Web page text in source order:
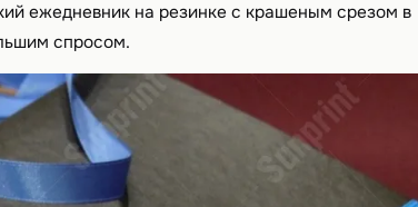
ежедневник на резинке с крашеным срезом в
спросом.